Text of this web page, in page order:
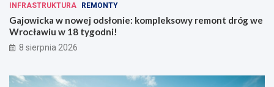
INFRASTRUKTURA REMONTY
Gajowicka w nowej odsłonie: kompleksowy remont dróg we
Wrocławiu w 18 tygodni!
8 sierpnia 2026